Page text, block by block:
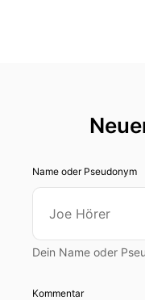
Name oder Pseudonym
Dein Name oder
Kommentar